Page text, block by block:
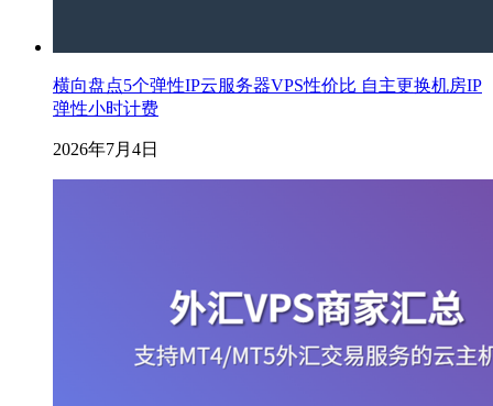
横向盘点5个弹性IP云服务器VPS性价比 自主更换机房IP
弹性小时计费
2026年7月4日